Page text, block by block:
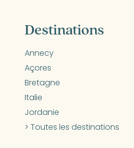
Destinations
Annecy
Açores
Bretagne
Italie
Jordanie
> Toutes les destinations